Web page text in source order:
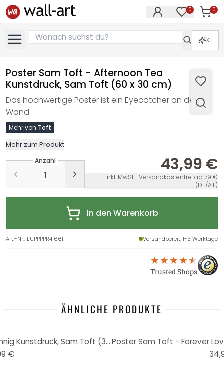
0 0
KI
Poster Sam Toft - Afternoon Tea
Kunstdruck, Sam Toft (60 x 30 cm)
Das hochwertige Poster ist ein Eyecatcher an der
Wand.
Mehr von Toft
Mehr zum Produkt
Anzahl 43,99 €
inkl. MwSt. · Versandkostenfrei ab 79 €
(DE/AT)
In den Warenkorb
Art.-Nr.: EUPPPPR41661 Versandbereit: 1-3 Werktage
Trusted Shops
ÄHNLICHE PRODUKTE
Poster Sam Toft - A New Beginnig Kunstdruck, Sam Toft (30 x 30 cm)
€